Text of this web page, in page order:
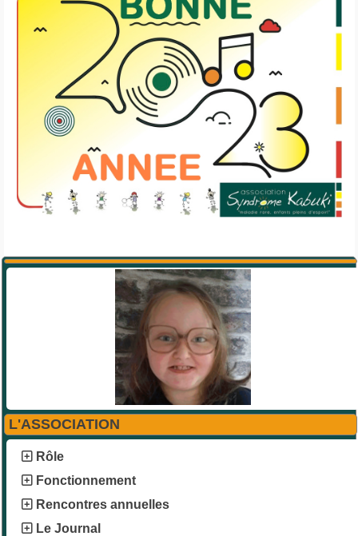
L'ASSOCIATION
Rôle
Fonctionnement
Rencontres annuelles
Le Journal